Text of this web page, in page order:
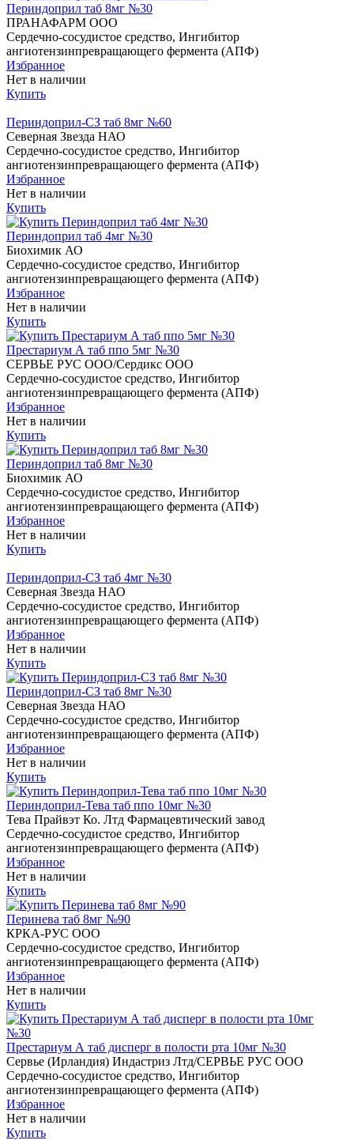
Периндоприл таб 8мг №30
ПРАНАФАРМ ООО
Сердечно-сосудистое средство, Ингибитор
ангиотензинпревращающего фермента (АПФ)
Избранное
Нет в наличии
Купить
Периндоприл-СЗ таб 8мг №60
Северная Звезда НАО
Сердечно-сосудистое средство, Ингибитор
ангиотензинпревращающего фермента (АПФ)
Избранное
Нет в наличии
Купить
Периндоприл таб 4мг №30
Биохимик АО
Сердечно-сосудистое средство, Ингибитор
ангиотензинпревращающего фермента (АПФ)
Избранное
Нет в наличии
Купить
Престариум А таб ппо 5мг №30
СЕРВЬЕ РУС ООО/Сердикс ООО
Сердечно-сосудистое средство, Ингибитор
ангиотензинпревращающего фермента (АПФ)
Избранное
Нет в наличии
Купить
Периндоприл таб 8мг №30
Биохимик АО
Сердечно-сосудистое средство, Ингибитор
ангиотензинпревращающего фермента (АПФ)
Избранное
Нет в наличии
Купить
Периндоприл-СЗ таб 4мг №30
Северная Звезда НАО
Сердечно-сосудистое средство, Ингибитор
ангиотензинпревращающего фермента (АПФ)
Избранное
Нет в наличии
Купить
Периндоприл-СЗ таб 8мг №30
Северная Звезда НАО
Сердечно-сосудистое средство, Ингибитор
ангиотензинпревращающего фермента (АПФ)
Избранное
Нет в наличии
Купить
Периндоприл-Тева таб ппо 10мг №30
Тева Прайвэт Ко. Лтд Фармацевтический завод
Сердечно-сосудистое средство, Ингибитор
ангиотензинпревращающего фермента (АПФ)
Избранное
Нет в наличии
Купить
Перинева таб 8мг №90
КРКА-РУС ООО
Сердечно-сосудистое средство, Ингибитор
ангиотензинпревращающего фермента (АПФ)
Избранное
Нет в наличии
Купить
Престариум А таб дисперг в полости рта 10мг №30
Сервье (Ирландия) Индастриз Лтд/СЕРВЬЕ РУС ООО
Сердечно-сосудистое средство, Ингибитор
ангиотензинпревращающего фермента (АПФ)
Избранное
Нет в наличии
Купить